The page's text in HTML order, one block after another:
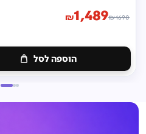
₪1690
₪1,489
הוספה לסל